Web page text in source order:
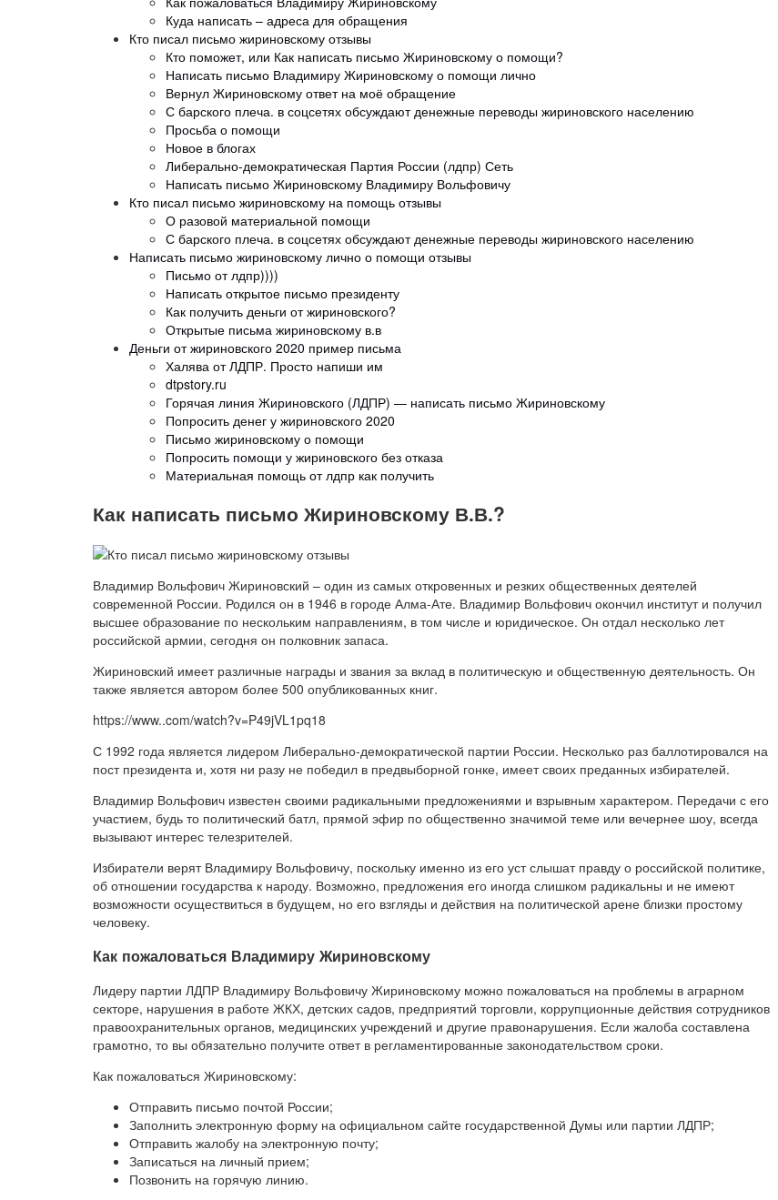
Куда написать – адреса для обращения
Кто писал письмо жириновскому отзывы
Кто поможет, или Как написать письмо Жириновскому о помощи?
Написать письмо Владимиру Жириновскому о помощи лично
Вернул Жириновскому ответ на моё обращение
С барского плеча. в соцсетях обсуждают денежные переводы жириновского населению
Просьба о помощи
Новое в блогах
Либерально-демократическая Партия России (лдпр) Сеть
Написать письмо Жириновскому Владимиру Вольфовичу
Кто писал письмо жириновскому на помощь отзывы
О разовой материальной помощи
С барского плеча. в соцсетях обсуждают денежные переводы жириновского населению
Написать письмо жириновскому лично о помощи отзывы
Письмо от лдпр))))
Написать открытое письмо президенту
Как получить деньги от жириновского?
Открытые письма жириновскому в.в
Деньги от жириновского 2020 пример письма
Халява от ЛДПР. Просто напиши им
dtpstory.ru
Горячая линия Жириновского (ЛДПР) — написать письмо Жириновскому
Попросить денег у жириновского 2020
Письмо жириновскому о помощи
Попросить помощи у жириновского без отказа
Материальная помощь от лдпр как получить
Как написать письмо Жириновскому В.В.?
Владимир Вольфович Жириновский – один из самых откровенных и резких общественных деятелей
современной России. Родился он в 1946 в городе Алма-Ате. Владимир Вольфович окончил институт и получил
высшее образование по нескольким направлениям, в том числе и юридическое. Он отдал несколько лет
российской армии, сегодня он полковник запаса.
Жириновский имеет различные награды и звания за вклад в политическую и общественную деятельность. Он
также является автором более 500 опубликованных книг.
https://www..com/watch?v=P49jVL1pq18
С 1992 года является лидером Либерально-демократической партии России. Несколько раз баллотировался на
пост президента и, хотя ни разу не победил в предвыборной гонке, имеет своих преданных избирателей.
Владимир Вольфович известен своими радикальными предложениями и взрывным характером. Передачи с его
участием, будь то политический батл, прямой эфир по общественно значимой теме или вечернее шоу, всегда
вызывают интерес телезрителей.
Избиратели верят Владимиру Вольфовичу, поскольку именно из его уст слышат правду о российской политике,
об отношении государства к народу. Возможно, предложения его иногда слишком радикальны и не имеют
возможности осуществиться в будущем, но его взгляды и действия на политической арене близки простому
человеку.
Как пожаловаться Владимиру Жириновскому
Лидеру партии ЛДПР Владимиру Вольфовичу Жириновскому можно пожаловаться на проблемы в аграрном
секторе, нарушения в работе ЖКХ, детских садов, предприятий торговли, коррупционные действия сотрудников
правоохранительных органов, медицинских учреждений и другие правонарушения. Если жалоба составлена
грамотно, то вы обязательно получите ответ в регламентированные законодательством сроки.
Как пожаловаться Жириновскому:
Отправить письмо почтой России;
Заполнить электронную форму на официальном сайте государственной Думы или партии ЛДПР;
Отправить жалобу на электронную почту;
Записаться на личный прием;
Позвонить на горячую линию.